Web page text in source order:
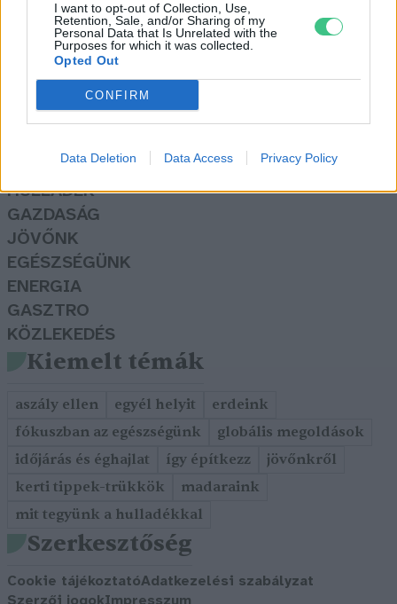
I want to opt-out of Collection, Use,
Retention, Sale, and/or Sharing of my
Personal Data that Is Unrelated with the
Purposes for which it was collected.
Opted Out
CONFIRM
Data Deletion Data Access Privacy Policy
Rovatok
OTTHONUNK
HULLADÉK
GAZDASÁG
JÖVŐNK
EGÉSZSÉGÜNK
ENERGIA
GASZTRO
KÖZLEKEDÉS
Kiemelt témák
aszály ellen egyél helyit
erdeink
fókuszban az egészségünk
globális megoldások
időjárás és éghajlat
így építkezz
jövőnkről
kerti tippek-trükkök
madaraink
mit tegyünk a hulladékkal
Szerkesztőség
Cookie tájékoztatóAdatkezelési szabályzat
Szerzői jogokImpresszum